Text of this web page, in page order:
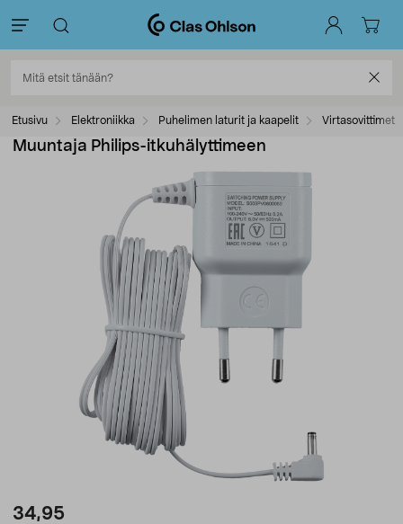
Etusivu Elektroniikka Puhelimen laturit ja kaapelit Virtasovittimet
Muuntaja Philips-itkuhälyttimeen
34,95